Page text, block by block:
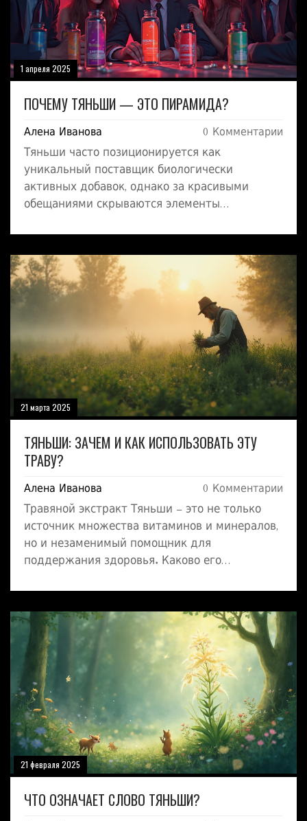
1 апреля 2025
ПОЧЕМУ ТЯНЬШИ — ЭТО ПИРАМИДА?
Алена Иванова 0 Комментарии
Тяньши часто позиционируется как
уникальный поставщик биологически
активных добавок, однако за красивыми
обещаниями скрываются элементы
устроена их система, почему она вызывает
вопросы у экспертов, и стоит ли доверять
подобным предложениям. Мы также
рассмотрим, как отличить реальные
преимущества продукта от маркетинговых
ловушек.
21 марта 2025
ТЯНЬШИ: ЗАЧЕМ И КАК ИСПОЛЬЗОВАТЬ ЭТУ
ТРАВУ?
Алена Иванова 0 Комментарии
Травяной экстракт Тяньши – это не только
источник множества витаминов и минералов,
но и незаменимый помощник для
поддержания здоровья. Каково его
организму справляться с различными
проблемами? В этом статье мы погружаемся в
мир травы Тяньши, узнаем её полезные
свойства и способы применения. Немногие
знают об уникальных свойствах Тяньши и как
они могут быть полезны для вашего
здоровья. Поговорим о том, почему стоит
включить этот компонент в свой рацион.
21 февраля 2025
ЧТО ОЗНАЧАЕТ СЛОВО ТЯНЬШИ?